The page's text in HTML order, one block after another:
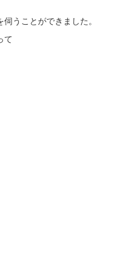
うことができました。
て